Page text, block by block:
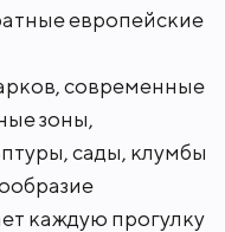
европейские
современные
зоны,
сады, клумбы
каждую прогулку